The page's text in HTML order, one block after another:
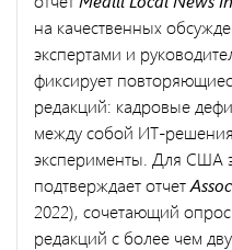
на качественных
экспертами и
фиксирует
редакций: кадровые
между собой ИТ-
эксперименты. Для США
подтверждает отчет
2022), сочетающий
редакций с более чем